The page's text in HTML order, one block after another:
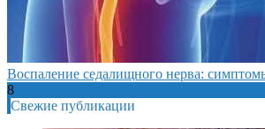
Воспаление седалищного нерва:
8
Свежие публикации